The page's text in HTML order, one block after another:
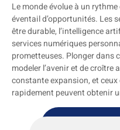
Le monde évolue à un
éventail d’opportunités. Les
être durable, l’intelligence
services numériques
prometteuses. Plonger dans
modeler l’avenir et de croître
constante expansion, et
rapidement peuvent obtenir